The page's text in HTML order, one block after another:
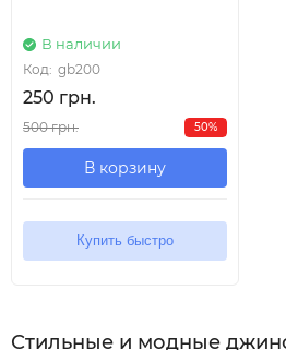
В наличии
Код: gb200
250 грн.
500 грн. 50%
В корзину
Купить быстро
Стильные и модные